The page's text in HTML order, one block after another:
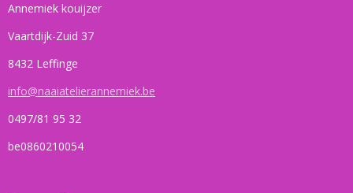
Annemiek kouijzer
Vaartdijk-Zuid 37
8432 Leffinge
info@naaiatelierannemiek.be
0497/81 95 32
be0860210054